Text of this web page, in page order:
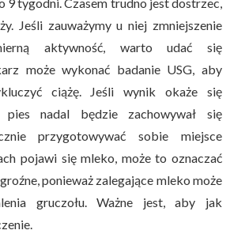
9 tygodni. Czasem trudno jest dostrzec,
Jeśli zauważymy u niej zmniejszenie
aktywność, warto udać się
może wykonać badanie USG, aby
ciążę. Jeśli wynik okaże się
nadal będzie zachowywał się
przygotowywać sobie miejsce
pojawi się mleko, może to oznaczać
ponieważ zalegające mleko może
gruczołu. Ważne jest, aby jak